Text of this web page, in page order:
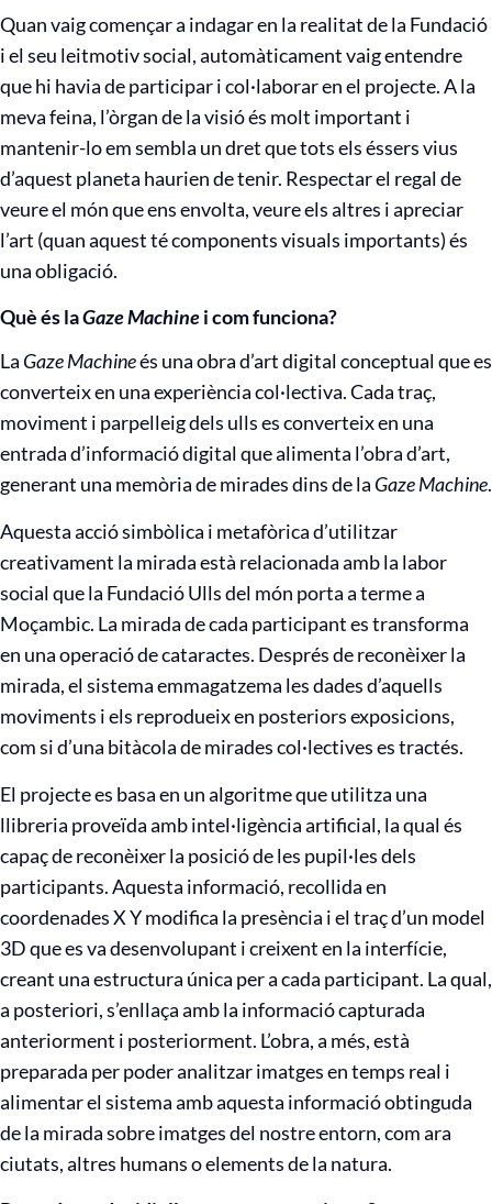
Quan vaig començar a indagar en la realitat de la Fundació
i el seu leitmotiv social, automàticament vaig entendre
que hi havia de participar i col·laborar en el projecte. A la
meva feina, l’òrgan de la visió és molt important i
mantenir-lo em sembla un dret que tots els éssers vius
d’aquest planeta haurien de tenir. Respectar el regal de
veure el món que ens envolta, veure els altres i apreciar
l’art (quan aquest té components visuals importants) és
una obligació.
Què és laGaze Machinei com funciona?
La Gaze Machineés una obra d’art digital conceptual que es
converteix en una experiència col·lectiva. Cada traç,
moviment i parpelleig dels ulls es converteix en una
entrada d’informació digital que alimenta l’obra d’art,
generant una memòria de mirades dins de la Gaze Machine.
Aquesta acció simbòlica i metafòrica d’utilitzar
creativament la mirada està relacionada amb la labor
social que la Fundació Ulls del món porta a terme a
Moçambic. La mirada de cada participant es transforma
en una operació de cataractes. Després de reconèixer la
mirada, el sistema emmagatzema les dades d’aquells
moviments i els reprodueix en posteriors exposicions,
com si d’una bitàcola de mirades col·lectives es tractés.
El projecte es basa en un algoritme que utilitza una
llibreria proveïda amb intel·ligència artificial, la qual és
capaç de reconèixer la posició de les pupil·les dels
participants. Aquesta informació, recollida en
coordenades X Y modifica la presència i el traç d’un model
3D que es va desenvolupant i creixent en la interfície,
creant una estructura única per a cada participant. La qual,
a posteriori, s’enllaça amb la informació capturada
anteriorment i posteriorment. L’obra, a més, està
preparada per poder analitzar imatges en temps real i
alimentar el sistema amb aquesta informació obtinguda
de la mirada sobre imatges del nostre entorn, com ara
ciutats, altres humans o elements de la natura.